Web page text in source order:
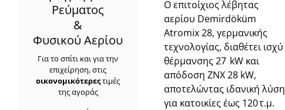
Ο επιτοίχιος λέβητας
αερίου Demirdöküm
Atromix 28, γερμανικής
τεχνολογίας, διαθέτει ισχύ
θέρμανσης 27 kW και
απόδοση ΖΝΧ 28 kW,
αποτελώντας ιδανική λύση
για κατοικίες έως 120 τ.μ.
Ρεύματος
&
Φυσικού Αερίου
Για το σπίτι και για την
επιχείρηση, στις
οικονομικότερεςτιμές
της αγοράς